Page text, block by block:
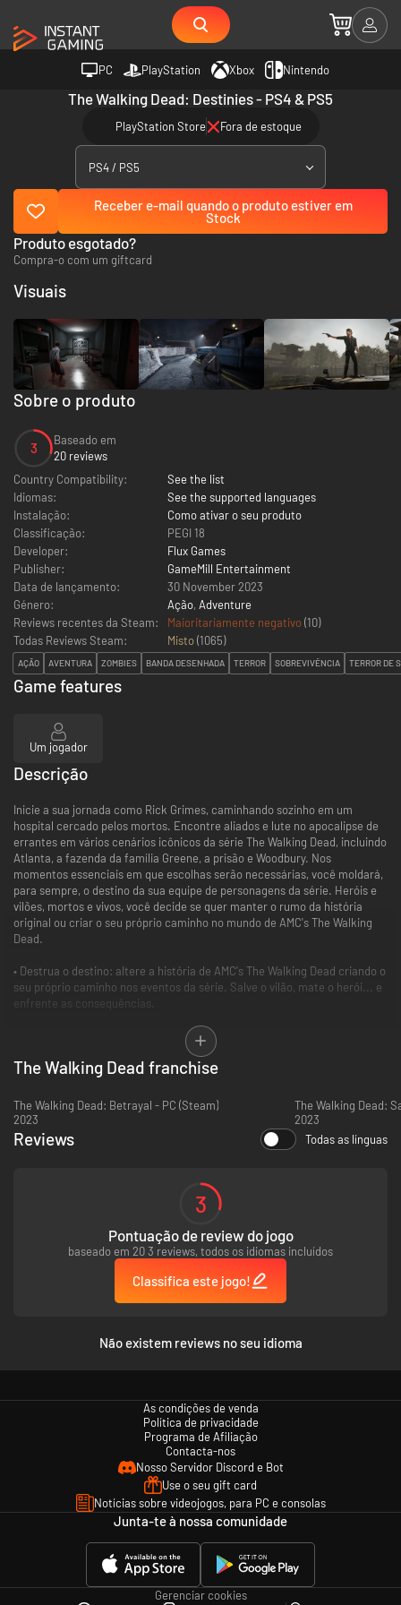
PC PlayStation Xbox Nintendo
The Walking Dead: Destinies - PS4 & PS5
PlayStation Store Fora de estoque
PS4 / PS5
Receber e-mail quando o produto estiver em
Stock
Produto esgotado?
Compra-o com um giftcard
Sobre o produto
3
Baseado em
20 reviews
Country Compatibility:
See the list
Idiomas:
See the supported languages
Instalação:
Como ativar o seu produto
Classificação:
PEGI 18
Developer:
Flux Games
Publisher:
GameMill Entertainment
Data de lançamento:
30 November 2023
Género:
Ação, Adventure
Reviews recentes da Steam:
Maioritariamente negativo(10)
Todas Reviews Steam:
Misto(1065)
AÇÃO AVENTURA ZOMBIES BANDA DESENHADA TERROR SOBREVIVÊNCIA TERROR DE
Visuais
Game features
Um jogador
Descrição
Inicie a sua jornada como Rick Grimes, caminhando sozinho em um
hospital cercado pelos mortos. Encontre aliados e lute no apocalipse de
errantes em vários cenários icônicos da série The Walking Dead, incluindo
Atlanta, a fazenda da família Greene, a prisão e Woodbury. Nos
momentos essenciais em que escolhas serão necessárias, você moldará,
para sempre, o destino da sua equipe de personagens da série. Heróis e
vilões, mortos e vivos, você decide se quer manter o rumo da história
original ou criar o seu próprio caminho no mundo de AMC's The Walking
Dead.
• Destrua o destino: altere a história de AMC's The Walking Dead criando o
seu próprio caminho nos eventos da série. Salve o vilão, mate o herói... e
enfrente as consequências.
• Corte, esmague e atire nos mortos-vivos: mate hordas de errantes em
ação de terceira pessoa com várias armas corpo a corpo e de longo
alcance, incluindo tacos, catanas, pistolas, escopetas e bestas.
• Jogue com 13 personagens clássicos: monte a sua equipe de AMC's The
Walking Dead, incluindo Rick, Shane, Michonne, Carol, Daryl e mais.
• Sobreviva no apocalipse: gerencie recursos limitados, colete armas e
• Experimente pura tensão: defenda o seu acampamento, resgate
sobreviventes e lute usando furtividade ou agressividade. Tenha uma
última chance de sobrevivência em um “estado quebrado” antes da
ameaça zumbi acabar com você.
The Walking Dead franchise
The Walking Dead: Betrayal - PC (Steam)
2023
2023
Reviews Todas as línguas
3
Pontuação de review do jogo
baseado em 20 3 reviews, todos os idiomas incluídos
Classifica este jogo!
Não existem reviews no seu idioma
As condições de venda
Política de privacidade
Programa de Afiliação
Contacta-nos
Nosso Servidor Discord e Bot
Use o seu gift card
Notícias sobre videojogos, para PC e consolas
Junta-te à nossa comunidade
Gerenciar cookies